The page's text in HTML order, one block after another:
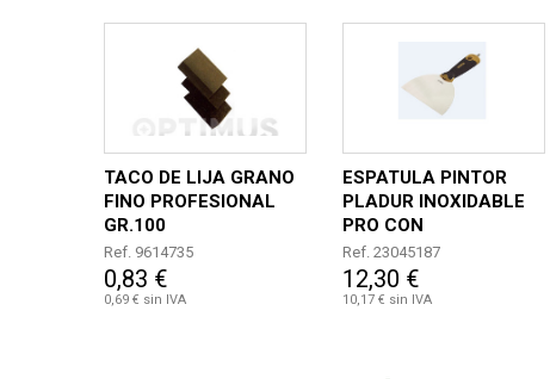
TACO DE LIJA GRANO
FINO PROFESIONAL
GR.100
Ref. 9614735
0,83 €
0,69 € sin IVA
ESPATULA PINTOR
PLADUR INOXIDABLE
PRO CON
DESTORNILLADOR 15
CM
Ref. 23045187
12,30 €
10,17 € sin IVA